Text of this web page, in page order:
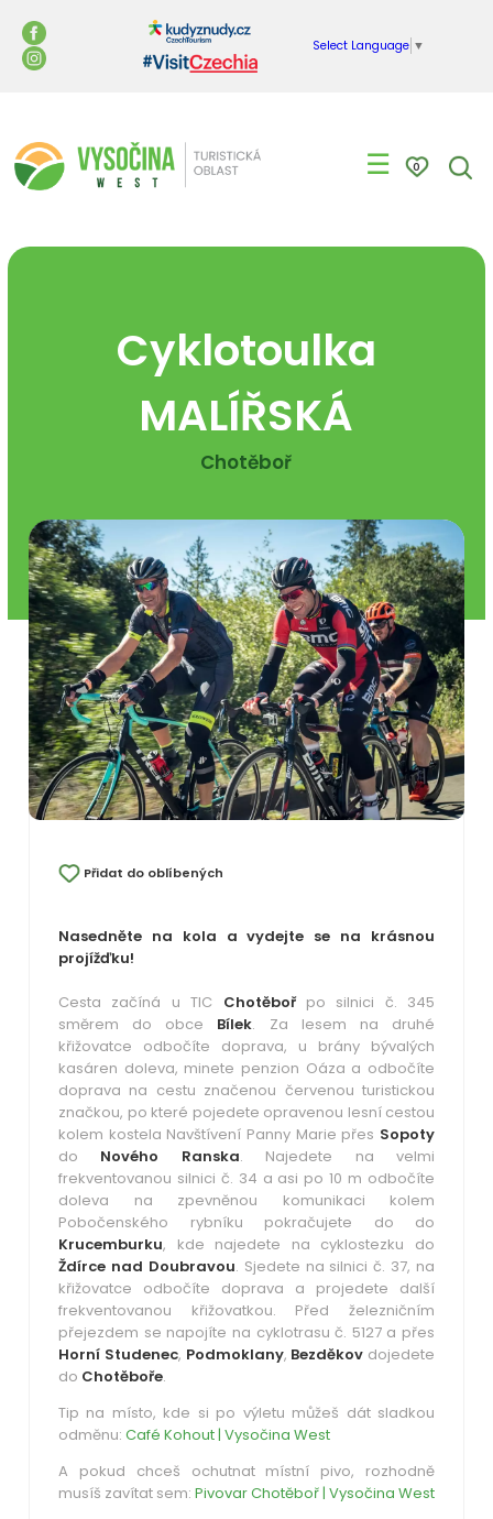
Select Language ▼
☰ 0
Cyklotoulka
MALÍŘSKÁ
Chotěboř
Přidat do oblíbených
Nasedněte na kola a vydejte se na krásnou
projížďku!
Cesta začíná u TIC Chotěbořpo silnici č. 345
směrem do obce Bílek. Za lesem na druhé
křižovatce odbočíte doprava, u brány bývalých
kasáren doleva, minete penzion Oáza a odbočíte
doprava na cestu značenou červenou turistickou
značkou, po které pojedete opravenou lesní cestou
kolem kostela Navštívení Panny Marie přes Sopoty
do Nového Ranska. Najedete na velmi
frekventovanou silnici č. 34 a asi po 10 m odbočíte
doleva na zpevněnou komunikaci kolem
Pobočenského rybníku pokračujete do do
Krucemburku, kde najedete na cyklostezku do
Ždírce nad Doubravou. Sjedete na silnici č. 37, na
křižovatce odbočíte doprava a projedete další
frekventovanou křižovatkou. Před železničním
přejezdem se napojíte na cyklotrasu č. 5127 a přes
Horní Studenec, Podmoklany, Bezděkov dojedete
do Chotěboře.
Tip na místo, kde si po výletu můžeš dát sladkou
odměnu: Café Kohout | Vysočina West
A pokud chceš ochutnat místní pivo, rozhodně
musíš zavítat sem: Pivovar Chotěboř | Vysočina West